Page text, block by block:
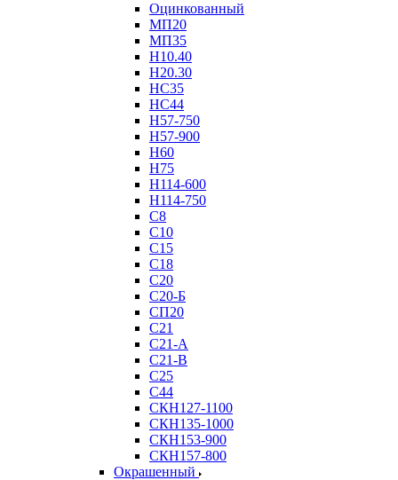
Оцинкованный
МП20
МП35
Н10.40
Н20.30
НС35
НС44
Н57-750
Н57-900
Н60
Н75
Н114-600
Н114-750
С8
С10
С15
С18
С20
С20-Б
СП20
С21
С21-А
С21-В
С25
С44
СКН127-1100
СКН135-1000
СКН153-900
СКН157-800
Окрашенный